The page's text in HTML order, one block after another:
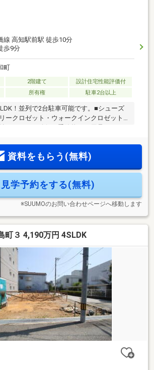
線 高知駅前駅 徒歩10分
歩9分
町
2階建て
設計住宅性能評価付
所有権 駐車2台以上
！並列で2台駐車可能です。■シューズ
ークロゼット・ウォークインクロゼット
す。
資料をもらう(無料)
見学予約をする(無料)
※SUUMOのお問い合わせページへ移動します
町３ 4,190万円 4SLDK